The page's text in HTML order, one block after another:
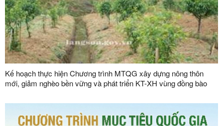
Kế hoạch thực hiện Chương trình MTQG xây dựng nông thôn
mới, giảm nghèo bền vững và phát triển KT-XH vùng đồng bào